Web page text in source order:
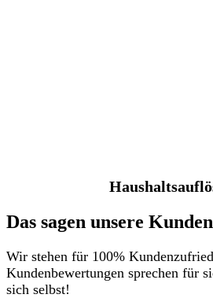
Das sagen unsere Kunden
Wir stehen für 100%
Kundenbewertungen sprechen für
sich selbst!